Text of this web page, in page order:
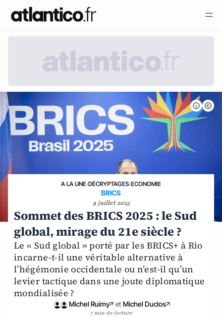
A LA UNE›DÉCRYPTAGES›ECONOMIE
BRICS
9 juillet 2025
Sommet des BRICS 2025 : le Sud
global, mirage du 21e siècle ?
Le « Sud global » porté par les BRICS+ à Rio
incarne-t-il une véritable alternative à
l’hégémonie occidentale ou n’est-il qu’un
levier tactique dans une joute diplomatique
mondialisée ?
Michel Ruimy et Michel Duclos
7 min de lecture